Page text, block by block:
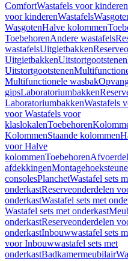
ComfortWastafels voor kinderen
voor kinderenWastafels
WasgotenHalve kolommen
ToebehorenAndere wastafels
wastafelsUitgietbakken
UitgietbakkenUitstortgootstenen
Uitstortgootstenen
Multifunctionele wasbak
gipsLaboratoriumbakken
LaboratoriumbakkenWastafels
voor Wastafels voor
klaslokalenToebehoren
KolommenStaande kolommen
voor Halve
kolommenToebehoren
afdekkingen
consolesPlanchetWastafel sets
onderkastReserveonderdelen
onderkastWastafel sets met
Wastafel sets met onderkast
onderkastReserveonderdelen
onderkastInbouwwastafel sets
voor Inbouwwastafel sets met
onderkastBadkamermeubilair